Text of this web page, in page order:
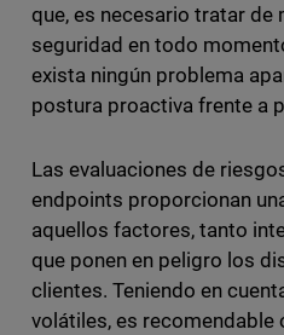
que, es necesario tratar de
seguridad en todo
exista ningún problema
postura proactiva frente a
Las evaluaciones de
endpoints proporcionan
aquellos factores, tanto
que ponen en peligro los
clientes. Teniendo en
volátiles, es recomendable